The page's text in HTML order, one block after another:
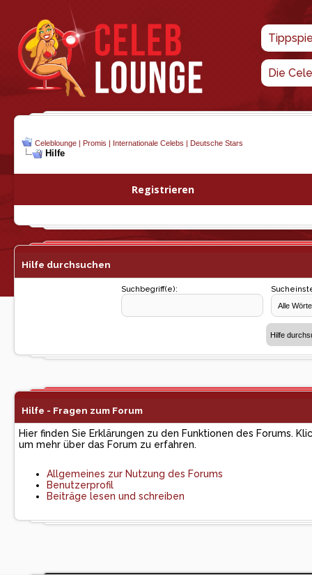
Die
Celeblounge | Promis | Internationale Celebs | Deutsche Stars
Hilfe
Registrieren
Hilfe durchsuchen
Suchbegriff(e):
Hilfe - Fragen zum Forum
Hier finden Sie Erklärungen zu den Funktionen des Forums.
um mehr über das Forum zu erfahren.
Allgemeines zur Nutzung des Forums
Benutzerprofil
Beiträge lesen und schreiben